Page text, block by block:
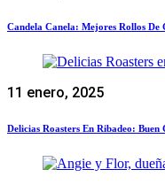
Candela Canela: Mejores Rollos De
11 enero, 2025
Delicias Roasters En Ribadeo: Buen